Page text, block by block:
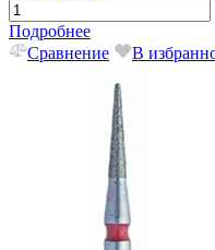
Подробнее
Сравнение
В